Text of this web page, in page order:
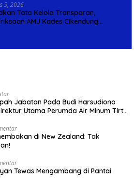
5, 2026
Tata Kelola Transparan,
AMJ Kades Cikendung
Jabatan Pada Budi Harsudiono
Utama Perumda Air Minum Tirta
di New Zealand: Tak
Tewas Mengambang di Pantai